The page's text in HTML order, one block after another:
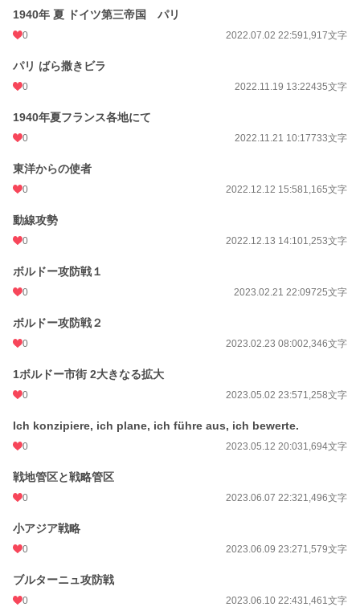
1940年 夏 ドイツ第三帝国 パリ
0 2022.07.02 22:591,917文字
パリ ばら撒きビラ
0 2022.11.19 13:22435文字
1940年夏フランス各地にて
0 2022.11.21 10:17733文字
東洋からの使者
0 2022.12.12 15:581,165文字
動線攻勢
0 2022.12.13 14:101,253文字
ボルドー攻防戦１
0 2023.02.21 22:09725文字
ボルドー攻防戦２
0 2023.02.23 08:002,346文字
1ボルドー市街 2大きなる拡大
0 2023.05.02 23:571,258文字
Ich konzipiere, ich plane, ich führe aus, ich bewerte.
0 2023.05.12 20:031,694文字
戦地管区と戦略管区
0 2023.06.07 22:321,496文字
小アジア戦略
0 2023.06.09 23:271,579文字
ブルターニュ攻防戦
0 2023.06.10 22:431,461文字